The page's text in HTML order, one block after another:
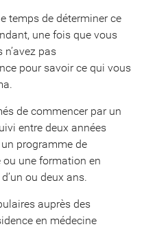
temps de déterminer ce
une fois que vous
pas
pour savoir ce qui vous
de commencer par un
entre deux années
un programme de
ou une formation en
ou deux ans.
auprès des
en médecine